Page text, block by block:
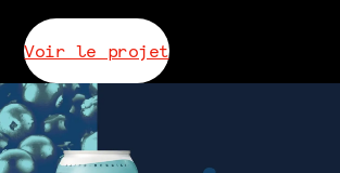
Voir le projet